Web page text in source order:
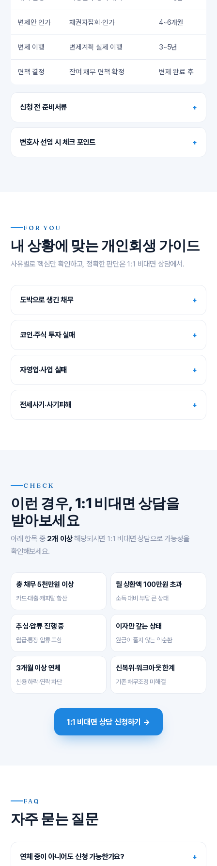
변제안 인가 채권자집회·인가 4~6개월
변제 이행 변제계획 실제 이행 3~5년
면책 결정 잔여 채무 면책 확정 변제 완료 후
신청 전 준비서류 +
변호사 선임 시 체크 포인트 +
FOR YOU
내 상황에 맞는 개인회생 가이드
사유별로 핵심만 확인하고, 정확한 판단은 1:1 비대면 상담에서.
도박으로 생긴 채무 +
코인·주식 투자 실패 +
자영업·사업 실패 +
전세사기·사기피해 +
CHECK
이런 경우, 1:1 비대면 상담을
받아보세요
아래 항목 중 2개 이상해당되시면 1:1 비대면 상담으로 가능성을
확인해보세요.
총 채무 5천만원 이상
카드·대출·캐피탈 합산
월 상환액 100만원 초과
소득 대비 부담 큰 상태
추심·압류 진행 중
월급·통장 압류 포함
이자만 갚는 상태
원금이 줄지 않는 악순환
3개월 이상 연체
신용 하락·연락 차단
신복위·워크아웃 한계
기존 채무조정 미해결
1:1 비대면 상담 신청하기 →
FAQ
자주 묻는 질문
연체 중이 아니어도 신청 가능한가요? +